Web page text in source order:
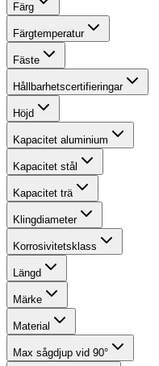
Färg
Färgtemperatur
Fäste
Hållbarhetscertifieringar
Höjd
Kapacitet aluminium
Kapacitet stål
Kapacitet trä
Klingdiameter
Korrosivitetsklass
Längd
Märke
Material
Max sågdjup vid 90°